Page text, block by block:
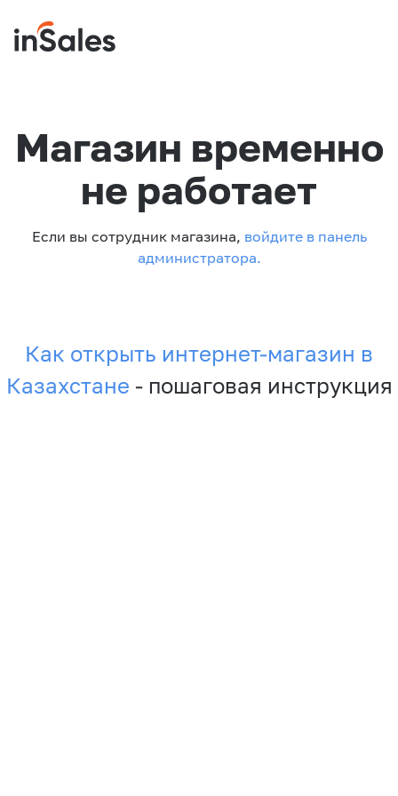
Магазин временно
не работает
Если вы сотрудник магазина, войдите в панель
администратора.
Как открыть интернет-магазин в
Казахстане - пошаговая инструкция